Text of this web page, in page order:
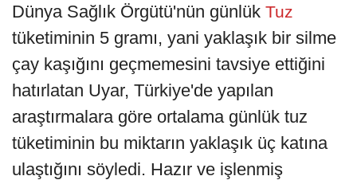
Dünya Sağlık Örgütü'nün günlük Tuz
tüketiminin 5 gramı, yani yaklaşık bir silme
çay kaşığını geçmemesini tavsiye ettiğini
hatırlatan Uyar, Türkiye'de yapılan
araştırmalara göre ortalama günlük tuz
tüketiminin bu miktarın yaklaşık üç katına
ulaştığını söyledi. Hazır ve işlenmiş